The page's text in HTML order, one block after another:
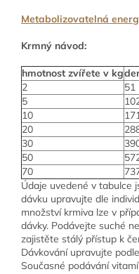
Metabolizovatelná
Krmný návod:
hmotnost zvířete v kg
2
51
5
10
20
30
50
70
Údaje uvedené v tabulce
dávku upravujte dle
množství krmiva lze v
dávky. Podávejte suché
zajistěte stálý přístup k
Dávkování upravujte
Současné podávání